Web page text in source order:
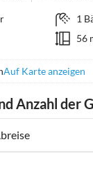
1
56
Auf Karte anzeigen
Anzahl der